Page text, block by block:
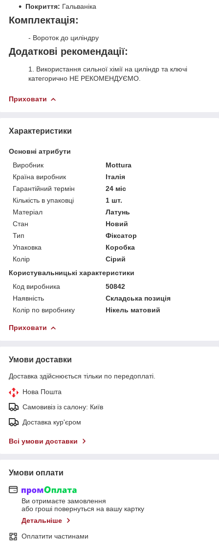
Покриття: Гальваніка
Комплектація:
- Вороток до циліндру
Додаткові рекомендації:
1. Використання сильної хімії на циліндр та ключі
категорично НЕ РЕКОМЕНДУЄМО.
Приховати
Характеристики
Основні атрибути
Виробник
Mottura
Країна виробник
Італія
Гарантійний термін
24 міс
Кількість в упаковці
1 шт.
Матеріал
Латунь
Стан
Новий
Тип
Фіксатор
Упаковка
Коробка
Колір
Сірий
Користувальницькі характеристики
Код виробника
50842
Наявність
Складська позиція
Колір по виробнику
Нікель матовий
Приховати
Умови доставки
Доставка здійснюється тільки по передоплаті.
Нова Пошта
Самовивіз із салону: Київ
Доставка кур'єром
Всі умови доставки
Умови оплати
Ви отримаєте замовлення
або гроші повернуться на вашу картку
Детальніше
Оплатити частинами